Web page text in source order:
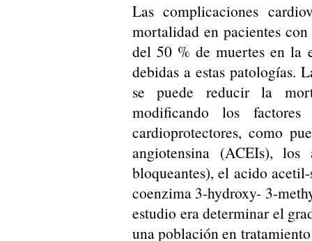
Las complicaciones
mortalidad en pacientes
del 50 % de muertes en la
debidas a estas patologías.
se puede reducir la
modificando los
cardioprotectores, como
angiotensina (ACEIs), los
bloqueantes), el acido
coenzima 3-hydroxy- 3-
estudio era determinar el
una población en